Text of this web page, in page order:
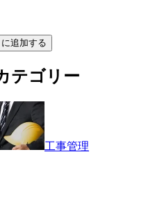
に追加する
テゴリー
工事管理